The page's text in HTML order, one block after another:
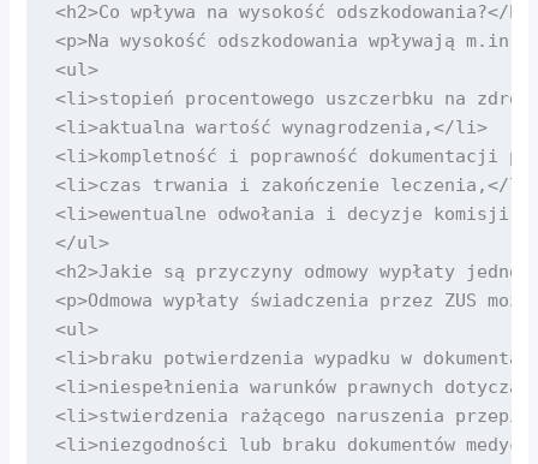
<h2>Co wpływa na wysokość odszkodowania?</
<p>Na wysokość odszkodowania wpływają
<ul>
<li>stopień procentowego uszczerbku na
<li>aktualna wartość wynagrodzenia,</li>
<li>kompletność i poprawność dokumentacji
<li>czas trwania i zakończenie leczenia,</
<li>ewentualne odwołania i decyzje komisji
</ul>
<h2>Jakie są przyczyny odmowy wypłaty
<p>Odmowa wypłaty świadczenia przez ZUS
<ul>
<li>braku potwierdzenia wypadku w
<li>niespełnienia warunków prawnych
<li>stwierdzenia rażącego naruszenia
<li>niezgodności lub braku dokumentów